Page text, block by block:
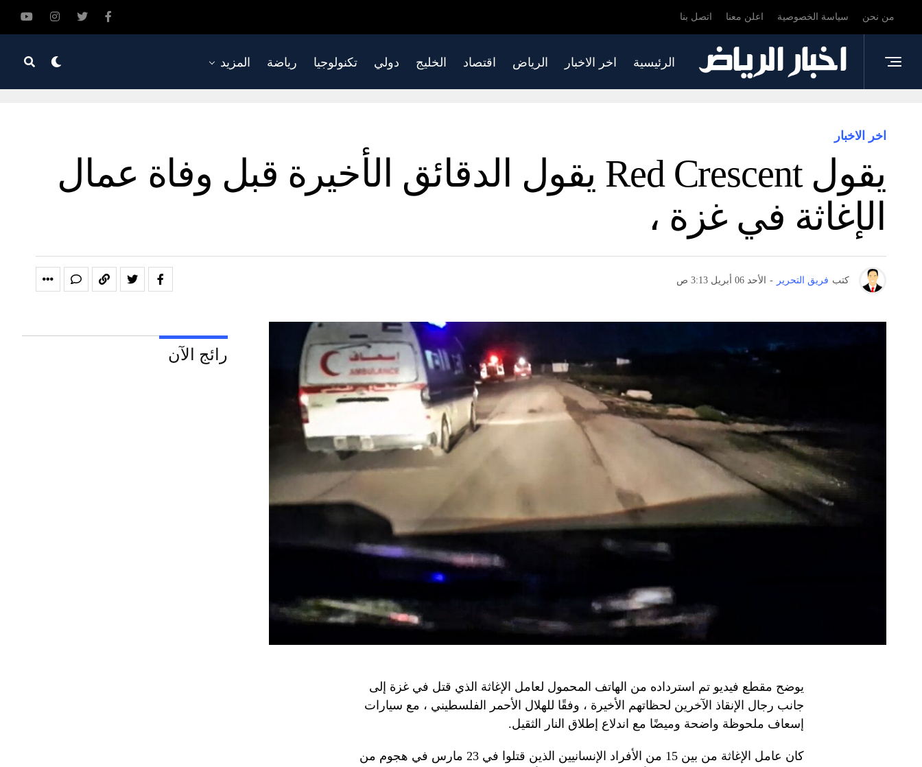
من نحن سياسة الخصوصية اعلن معنا اتصل بنا
الرئيسية اخر الاخبار الرياض اقتصاد الخليج دولي تكنولوجيا رياضة المزيد
اخر الاخبار
يقول Red Crescent يقول الدقائق الأخيرة قبل وفاة عمال
الإغاثة في غزة ،
كتب فريق التحرير - الأحد 06 أبريل 3:13 ص
يوضح مقطع فيديو تم استرداده من الهاتف المحمول لعامل الإغاثة الذي قتل في غزة إلى
جانب رجال الإنقاذ الآخرين لحظاتهم الأخيرة ، وفقًا للهلال الأحمر الفلسطيني ، مع سيارات
إسعاف ملحوظة واضحة وميضًا مع اندلاع إطلاق النار الثقيل.
كان عامل الإغاثة من بين 15 من الأفراد الإنسانيين الذين قتلوا في 23 مارس في هجوم من
رائج الآن